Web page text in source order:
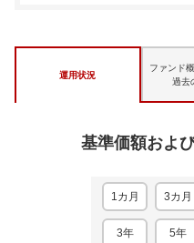
運用状況
ファンド
過去
基準価額およ
1カ月 3カ月
3年 5年